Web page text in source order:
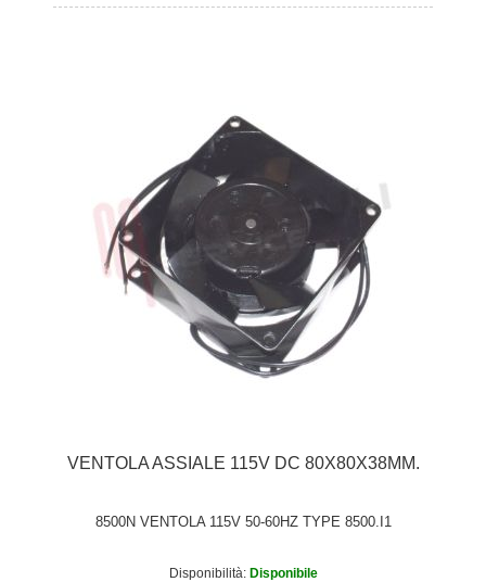
VENTOLA ASSIALE 115V DC 80X80X38MM.
8500N VENTOLA 115V 50-60HZ TYPE 8500.I1
Disponibilità: Disponibile